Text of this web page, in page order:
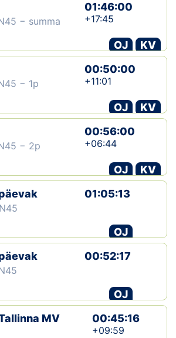
OTSI
− summa
01:46:00
+17:45
OJ
KV
− 1p
00:50:00
+11:01
OJ
KV
− 2p
00:56:00
+06:44
OJ
KV
01:05:13
OJ
00:52:17
OJ
MV
00:45:16
+09:59